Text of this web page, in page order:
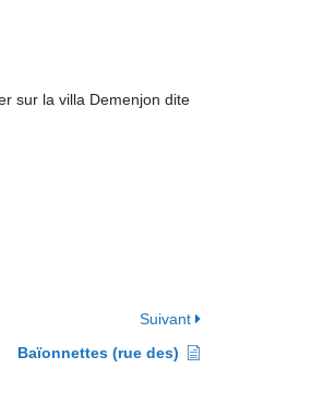
sur la villa Demenjon dite
Suivant
Baïonnettes (rue des)